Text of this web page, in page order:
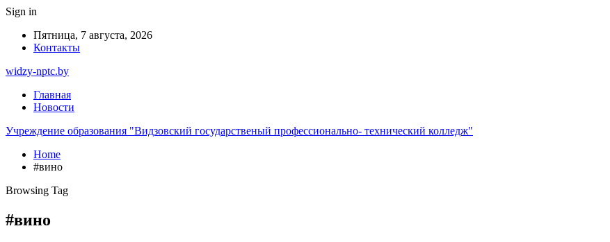
Sign in
Пятница, 7 августа, 2026
Контакты
widzy-nptc.by
Главная
Новости
Учреждение образования "Видзовский государственый профессионально- технический колледж"
Home
#вино
Browsing Tag
#вино